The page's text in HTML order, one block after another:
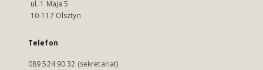
ul. 1 Maja 5
10-117 Olsztyn
Telefon
089 524 90 32 (sekretariat)